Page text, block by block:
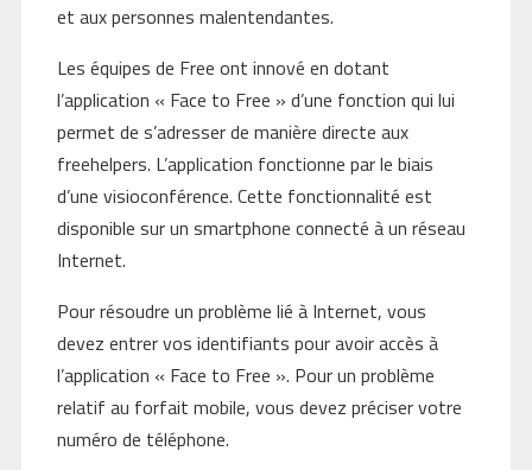
et aux personnes malentendantes.
Les équipes de Free ont innové en dotant
l’application « Face to Free » d’une fonction qui lui
permet de s’adresser de manière directe aux
freehelpers. L’application fonctionne par le biais
d’une visioconférence. Cette fonctionnalité est
disponible sur un smartphone connecté à un réseau
Internet.
Pour résoudre un problème lié à Internet, vous
devez entrer vos identifiants pour avoir accès à
l’application « Face to Free ». Pour un problème
relatif au forfait mobile, vous devez préciser votre
numéro de téléphone.